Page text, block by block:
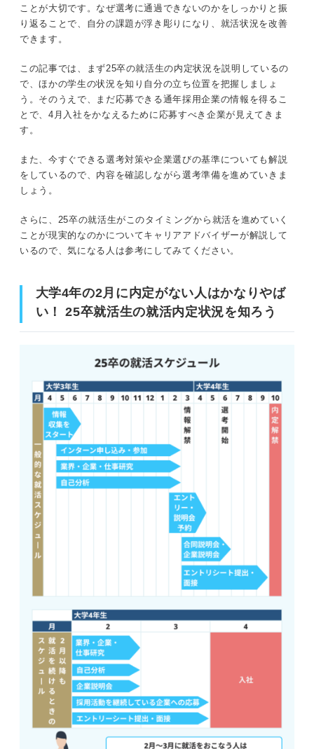
①企業の事業内容や社風を調べる
③同業他社と比べたときの企業の強み・弱
みを理解する
④自己PRやガクチカの深掘り質問の回答を
絶対に確認しておきたい最終面接の対策法！ ここ
が勝敗の分かれ道だと理解しよう
アプランを明確にする
②企業の将来的に目指しているビジョンを
調べる
やばい状況なのに難しい企業ばかりを選んでない？
企業選びの基準を見直そう
自分にとっての良い企業とは
譲れない条件とは
25卒の就活がやばい状況の人は就活対策を今すぐ
に実践して4月入社をかなえよう
ことが大切です。なぜ選考に通過できないのかをしっかりと振
り返ることで、自分の課題が浮き彫りになり、就活状況を改善
できます。
この記事では、まず25卒の就活生の内定状況を説明しているの
で、ほかの学生の状況を知り自分の立ち位置を把握しましょ
う。そのうえで、まだ応募できる通年採用企業の情報を得るこ
とで、4月入社をかなえるために応募すべき企業が見えてきま
す。
また、今すぐできる選考対策や企業選びの基準についても解説
をしているので、内容を確認しながら選考準備を進めていきま
しょう。
さらに、25卒の就活生がこのタイミングから就活を進めていく
ことが現実的なのかについてキャリアアドバイザーが解説して
いるので、気になる人は参考にしてみてください。
大学4年の2月に内定がない人はかなりやば
い！ 25卒就活生の就活内定状況を知ろう
入社式まであと2カ月！ そもそもここからの就活は厳しい
のかプロが解説
今からでも間に合う！ 通年採用している企業について知
ろう
通年採用している企業の探し方
書類選考で落ちてない？ 就活がやばい人が押さえるべき
入社の意欲が伝わり切っていない
抽象的な内容で入社のイメージが湧かない
基本的な書き方のマナーが守られていない
今すぐできる一次面接の対策法！ 就活がやばい人＝面接
対策ができていない自覚を持とう
①企業の採用ページなどで求める人物像を確認する
②口コミサイトなどで過去の選考内容を確認する
③よく聞かれる質問の回答を用意する
④マナーや身だしなみを整える
⑤正しい言葉遣いや敬語が話せるようにする
面接官を納得させる二次面接の対策法！ 一次面接より深
①企業の事業内容や社風を調べる
②希望職種で求められる力を確認する
③同業他社と比べたときの企業の強み・弱みを理解する
④自己PRやガクチカの深掘り質問の回答を用意する